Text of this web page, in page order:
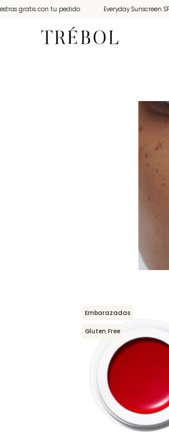
con tu pedido Everyday Sunscreen SPF30
Embarazadas
Gluten Free